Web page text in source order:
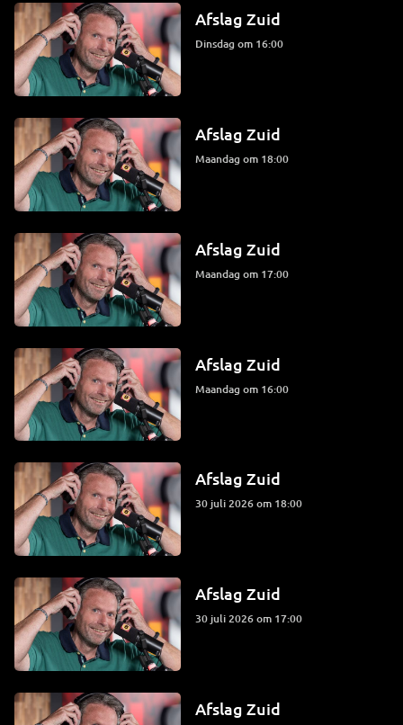
Afslag Zuid
dinsdag om 16:00
Afslag Zuid
maandag om 18:00
Afslag Zuid
maandag om 17:00
Afslag Zuid
maandag om 16:00
Afslag Zuid
30 juli 2026 om 18:00
Afslag Zuid
30 juli 2026 om 17:00
Afslag Zuid